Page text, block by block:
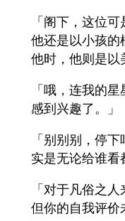
「阁下，这位
他还是以小孩的
他时，他则是以
「哦，连我的
感到兴趣了。」
「别别别，停
实是无论给谁看
「对于凡俗之
但你的自我评价